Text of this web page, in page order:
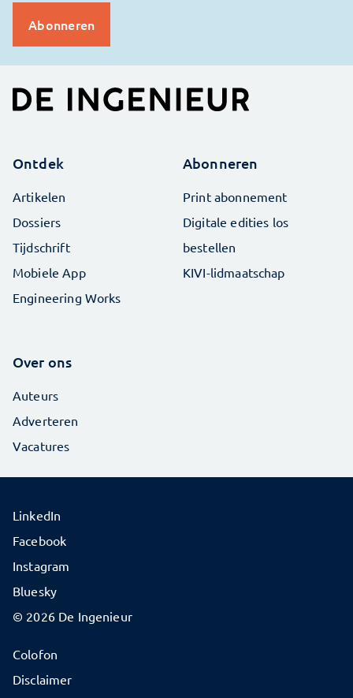
Ontdek
Artikelen
Dossiers
Tijdschrift
Mobiele App
Engineering Works
Abonneren
Print abonnement
Digitale edities los
bestellen
KIVI-lidmaatschap
Over ons
Auteurs
Adverteren
Vacatures
© 2026 De Ingenieur
Colofon
Disclaimer
LinkedIn
Facebook
Instagram
Bluesky